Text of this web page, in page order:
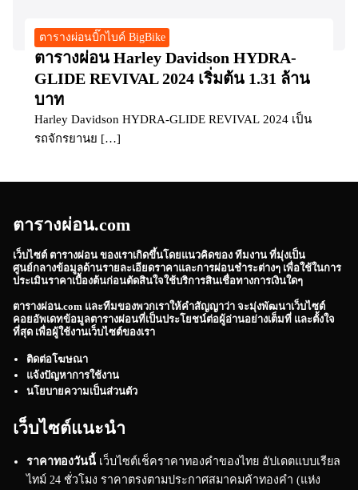
ตารางผ่อนบิ๊กไบค์ BigBike
ตารางผ่อน Harley Davidson HYDRA-
GLIDE REVIVAL 2024 เริ่มต้น 1.31 ล้าน
บาท
Harley Davidson HYDRA-GLIDE REVIVAL 2024 เป็น
รถจักรยานย […]
ตารางผ่อน.com
เว็บไซต์ ตารางผ่อน ของเราเกิดขึ้นโดยแนวคิดของ ทีมงาน ที่มุ่งเป็น
ศูนย์กลางข้อมูลด้านรายละเอียดราคาและการผ่อนชำระต่างๆ เพื่อใช้ในการ
ประเมินราคาเบื้องต้นก่อนตัดสินใจใช้บริการสินเชื่อทางการเงินใดๆ
ตารางผ่อน.com และทีมของพวกเราให้คำสัญญาว่า จะมุ่งพัฒนาเว็บไซต์
คอยอัพเดทข้อมูลตารางผ่อนที่เป็นประโยชน์ต่อผู้อ่านอย่างเต็มที่ และตั้งใจ
ที่สุด เพื่อผู้ใช้งานเว็บไซต์ของเรา
ติดต่อโฆษณา
แจ้งปัญหาการใช้งาน
นโยบายความเป็นส่วนตัว
เว็บไซต์แนะนำ
ราคาทองวันนี้ เว็บไซต์เช็คราคาทองคำของไทย อัปเดตแบบเรียล
ไทม์ 24 ชั่วโมง ราคาตรงตามประกาศสมาคมค้าทองคำ (แห่ง